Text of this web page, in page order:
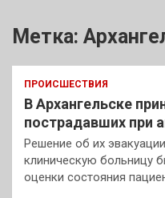
Метка:
ПРОИСШЕСТВИЯ
В Архангельске
пострадавших при
Решение об их
клиническую больницу
оценки состояния